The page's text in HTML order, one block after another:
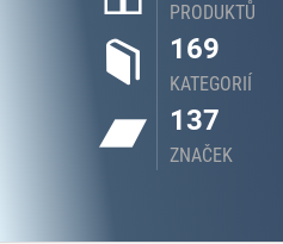
PRODUKTŮ
169
KATEGORIÍ
137
ZNAČEK